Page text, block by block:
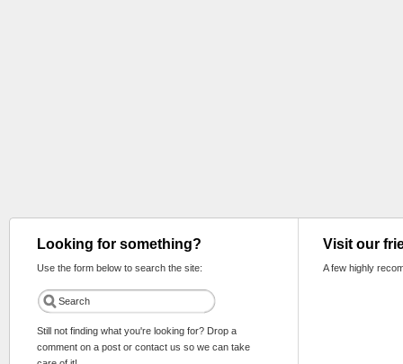
Looking for something?
Use the form below to search the site:
Still not finding what you're looking for? Drop a
comment on a post or contact us so we can take
Visit our
A few highly